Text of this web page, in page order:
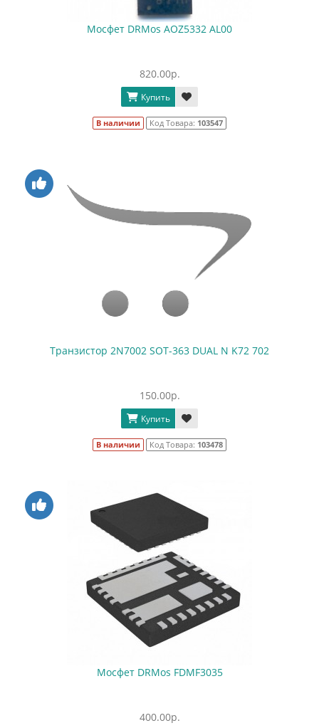
Мосфет DRMos AOZ5332 AL00
820.00р.
Купить
В наличии Код Товара: 103547
Транзистор 2N7002 SOT-363 DUAL N K72 702
150.00р.
Купить
В наличии Код Товара: 103478
Мосфет DRMos FDMF3035
400.00р.